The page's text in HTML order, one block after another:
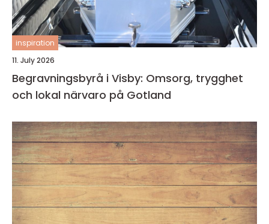
inspiration
11. July 2026
Begravningsbyrå i Visby: Omsorg, trygghet
och lokal närvaro på Gotland